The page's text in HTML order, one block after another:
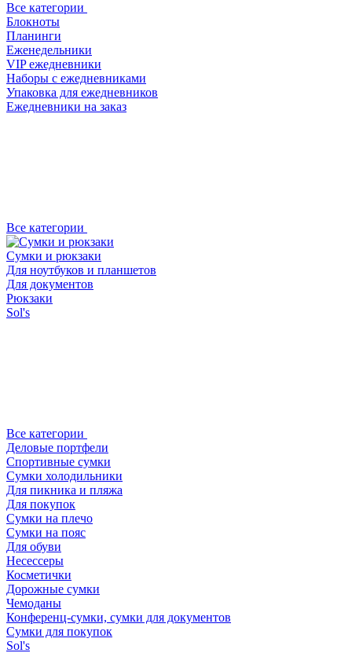
Все категории
Блокноты
Планинги
Еженедельники
VIP ежедневники
Наборы с ежедневниками
Упаковка для ежедневников
Ежедневники на заказ
Все категории
Сумки и рюкзаки
Для ноутбуков и планшетов
Для документов
Рюкзаки
Sol's
Все категории
Деловые портфели
Спортивные сумки
Сумки холодильники
Для пикника и пляжа
Для покупок
Сумки на плечо
Сумки на пояс
Для обуви
Несессеры
Косметички
Дорожные сумки
Чемоданы
Конференц-сумки, сумки для документов
Сумки для покупок
Sol's